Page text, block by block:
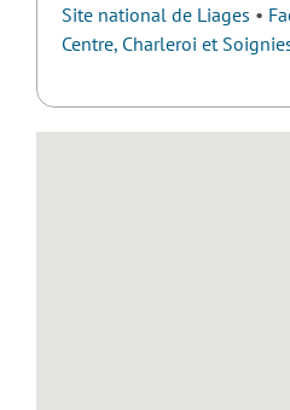
Site national de Liages •
Centre, Charleroi et